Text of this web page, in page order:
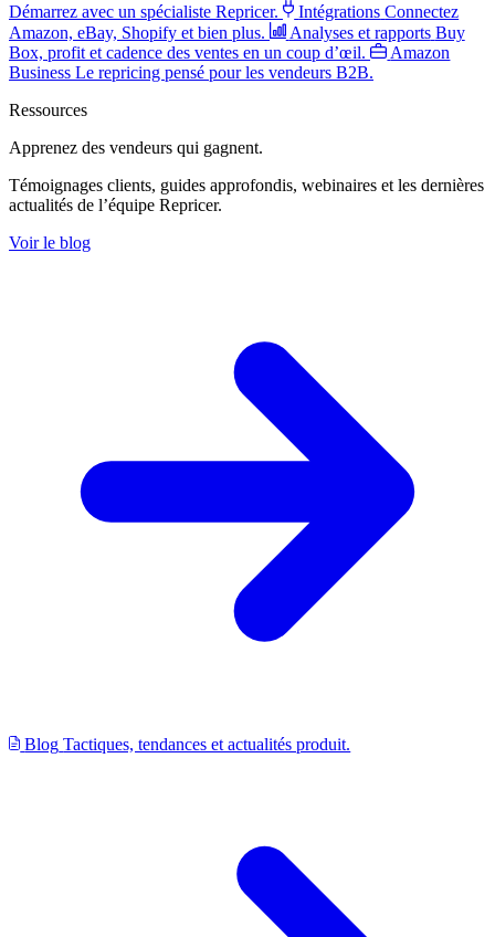
Démarrez avec un spécialiste Repricer.
Intégrations Connectez
Amazon, eBay, Shopify et bien plus.
Analyses et rapports Buy
Box, profit et cadence des ventes en un coup d’œil.
Amazon
Business Le repricing pensé pour les vendeurs B2B.
Ressources
Apprenez des vendeurs qui gagnent.
Témoignages clients, guides approfondis, webinaires et les dernières
actualités de l’équipe Repricer.
Voir le blog
Blog Tactiques, tendances et actualités produit.